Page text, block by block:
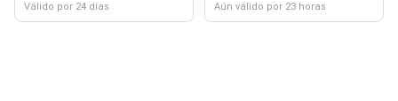
Válido por 24 días Aún válido por 23 horas